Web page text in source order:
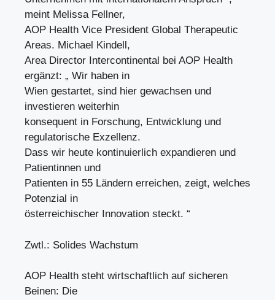
meint Melissa Fellner,
AOP Health Vice President Global Therapeutic
Areas. Michael Kindell,
Area Director Intercontinental bei AOP Health
ergänzt: „ Wir haben in
Wien gestartet, sind hier gewachsen und
investieren weiterhin
konsequent in Forschung, Entwicklung und
regulatorische Exzellenz.
Dass wir heute kontinuierlich expandieren und
Patientinnen und
Patienten in 55 Ländern erreichen, zeigt, welches
Potenzial in
österreichischer Innovation steckt. “
Zwtl.: Solides Wachstum
AOP Health steht wirtschaftlich auf sicheren
Beinen: Die